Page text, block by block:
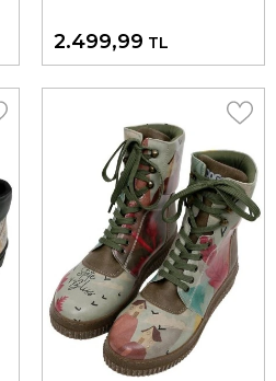
2.499,99 TL